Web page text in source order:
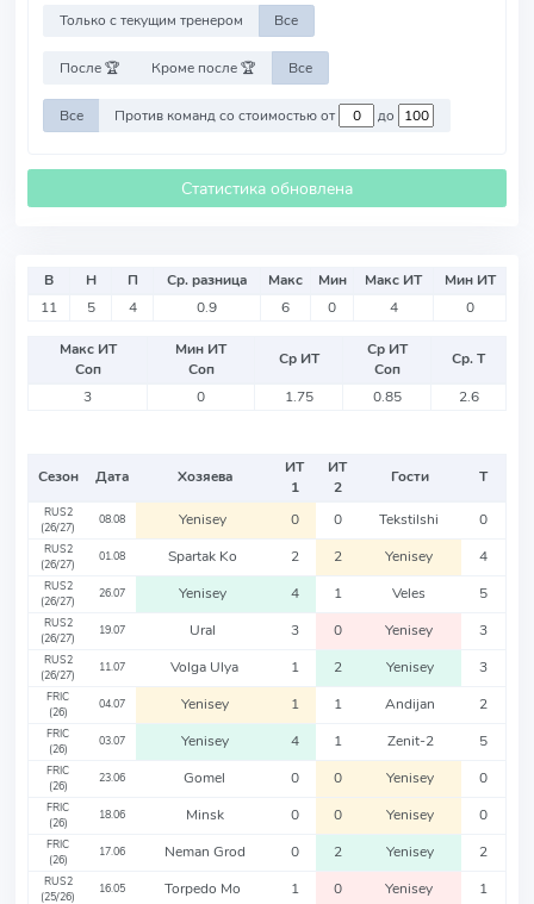
Только с текущим тренером Все
После 🏆 Кроме после 🏆 Все
Все Против команд со стоимостью от до
Статистика обновлена
В Н П Ср. разница Макс Мин Макс ИТ
Мин ИТ
11
5 4 0.9 6 0 4 0
Макс ИТ
Соп
Мин ИТ
Соп
Ср ИТ
Ср ИТ
Соп
Ср. Т
3
0 1.75 0.85 2.6
Сезон Дата Хозяева
ИТ
1
ИТ
2
Гости Т
RUS2
(26/27)
08.08 Yenisey 0 0 Tekstilshi 0
RUS2
(26/27)
01.08 Spartak Ko 2 2 Yenisey 4
RUS2
(26/27)
26.07 Yenisey 4 1 Veles 5
RUS2
(26/27)
19.07 Ural 3 0 Yenisey 3
RUS2
(26/27)
11.07 Volga Ulya 1 2 Yenisey 3
FRIC
(26)
04.07 Yenisey 1 1 Andijan 2
FRIC
(26)
03.07 Yenisey 4 1 Zenit-2 5
FRIC
(26)
23.06 Gomel 0 0 Yenisey 0
FRIC
(26)
18.06 Minsk 0 0 Yenisey 0
FRIC
(26)
17.06 Neman Grod 0 2 Yenisey 2
RUS2
(25/26)
16.05 Torpedo Mo 1 0 Yenisey 1